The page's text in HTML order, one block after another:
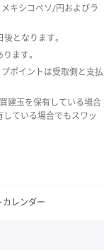
メキシコペソ/円およびラ
となります。
ます。
ポイントは受取側と支払
建玉を保有している場合
している場合でもスワッ
カレンダー